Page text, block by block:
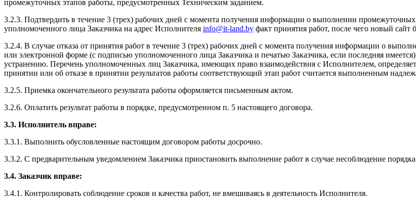
промежуточных этапов работы, предусмотренных Техническим заданием.
3.2.3. Подтвердить в течение 3 (трех) рабочих дней с момента получения информации о выполнении
уполномоченного лица Заказчика на адрес Исполнителя info@it-land.by факт принятия работ, после чего новый сайт
3.2.4. В случае отказа от принятия работ в течение 3 (трех) рабочих дней с момента получения информации о
или электронной форме (с подписью уполномоченного лица Заказчика и печатью Заказчика, если последняя
устранению. Перечень уполномоченных лиц Заказчика, имеющих право взаимодействия с Исполнителем,
принятии или об отказе в принятии результатов работы соответствующий этап работ считается выполненным
3.2.5. Приемка окончательного результата работы оформляется письменным актом.
3.2.6. Оплатить результат работы в порядке, предусмотренном п. 5 настоящего договора.
3.3. Исполнитель вправе:
3.3.1. Выполнить обусловленные настоящим договором работы досрочно.
3.3.2. С предварительным уведомлением Заказчика приостановить выполнение работ в случае несоблюдение
3.4. Заказчик вправе:
3.4.1. Контролировать соблюдение сроков и качества работ, не вмешиваясь в деятельность Исполнителя.